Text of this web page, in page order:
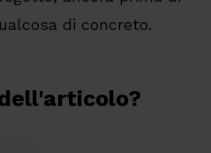
di concreto.